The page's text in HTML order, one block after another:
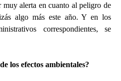
muy alerta en cuanto al peligro de
algo más este año. Y en los
correspondientes, se
los efectos ambientales?